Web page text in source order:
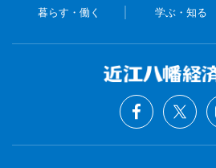
暮らす・働く 学ぶ・知る